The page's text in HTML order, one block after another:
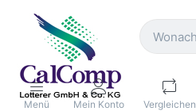
Menü Mein Konto Vergleichen